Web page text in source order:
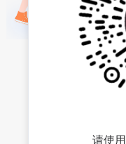
请使用